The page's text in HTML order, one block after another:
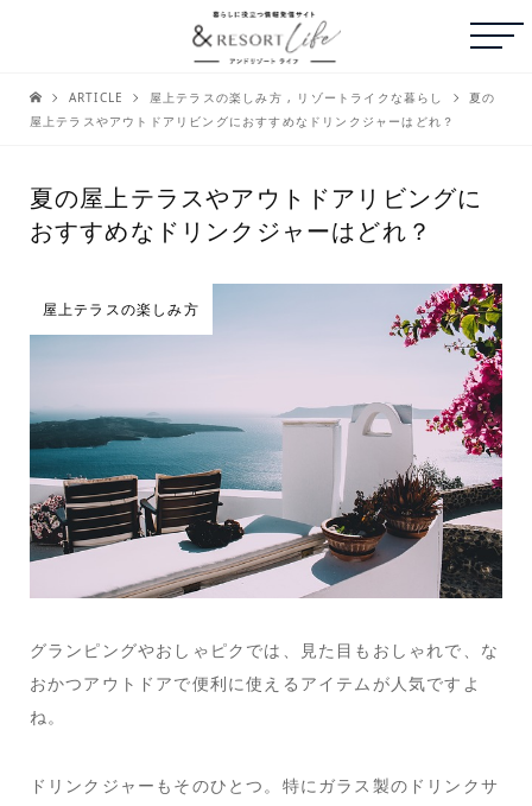
ARTICLE 屋上テラスの楽しみ方 , リゾートライクな暮らし
夏の
屋上テラスやアウトドアリビングにおすすめなドリンクジャーはどれ？
夏の屋上テラスやアウトドアリビングに
おすすめなドリンクジャーはどれ？
屋上テラスの楽しみ方
グランピングやおしゃピクでは、見た目もおしゃれで、な
おかつアウトドアで便利に使えるアイテムが人気ですよ
ね。
ドリンクジャーもそのひとつ。特にガラス製のドリンクサ